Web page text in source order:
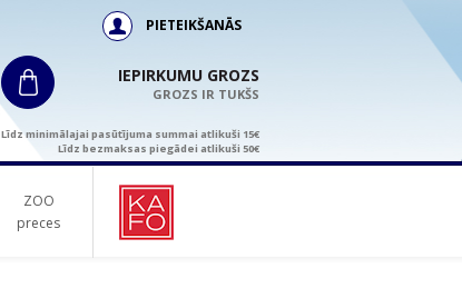
PIETEIKŠANĀS
IEPIRKUMU GROZS
GROZS IR TUKŠS
Līdz minimālajai pasūtījuma summai atlikuši 15€
Līdz bezmaksas piegādei atlikuši 50€
ZOO
preces